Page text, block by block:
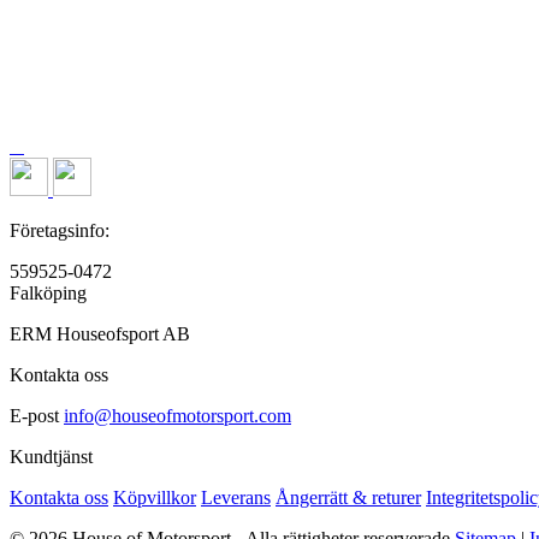
Företagsinfo:
559525-0472
Falköping
ERM Houseofsport AB
Kontakta oss
E-post info@houseofmotorsport.com
Kundtjänst
Kontakta oss Köpvillkor Leverans Ångerrätt & returer